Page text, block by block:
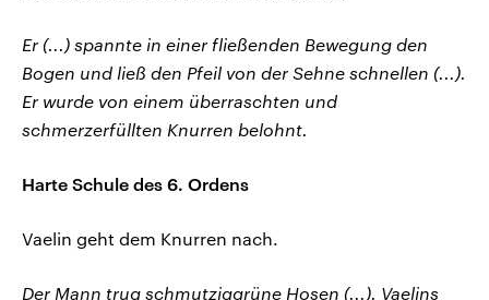
Er (...) spannte in einer fließenden Bewegung den
Bogen und ließ den Pfeil von der Sehne schnellen (...).
Er wurde von einem überraschten und
schmerzerfüllten Knurren belohnt.
Harte Schule des 6. Ordens
Vaelin geht dem Knurren nach.
Der Mann trug schmutziggrüne Hosen (...). Vaelins